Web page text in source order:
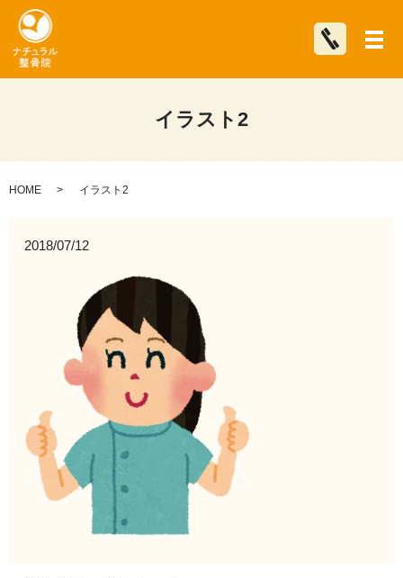
メ
イラスト2
HOME イラスト2
2018/07/12